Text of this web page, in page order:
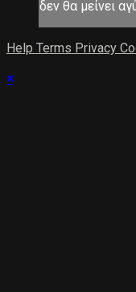
δεν θα μείνει
Help Terms Privacy
×